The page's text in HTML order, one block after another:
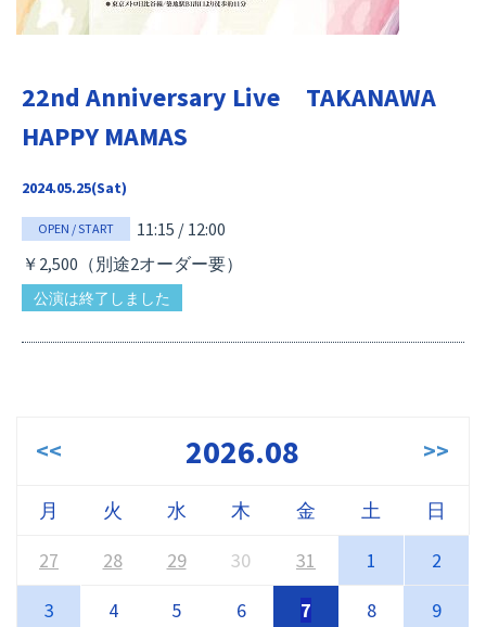
22nd Anniversary Live TAKANAWA
HAPPY MAMAS
2024.05.25(Sat)
OPEN / START
11:15 / 12:00
￥2,500（別途2オーダー要）
公演は終了しました
<< 2026.08 >>
月 火 水 木 金 土
日
27
28 29 30 31 1
2
3
4 5 6 7 8
9